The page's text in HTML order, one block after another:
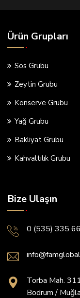
Ürün Grupları
Sos Grubu
Zeytin Grubu
Konserve Grubu
Yağ Grubu
Bakliyat Grubu
Kahvaltılık Grubu
Bize Ulaşın
0 (535) 335
Torba Mah.
Bodrum / Muğla